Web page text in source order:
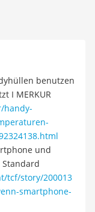
benutzen
I MERKUR
handy-
und
Standard
tcf/story/200013
smartphone-